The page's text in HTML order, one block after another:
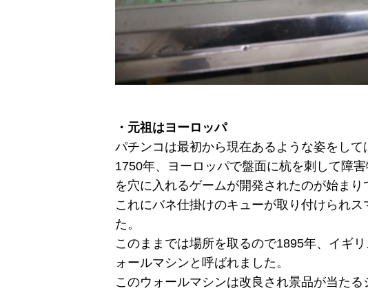
・元祖はヨーロッパ
パチンコは最初から現在あるような姿をして
1750年、ヨーロッパで盤面に杭を刺して障
を穴に入れるゲームが開発されたのが始まり
これにバネ仕掛けのキューが取り付けられ
た。
このままでは場所を取るので1895年、イギ
ォールマシンと呼ばれました。
このウォールマシンは改良され景品が当た